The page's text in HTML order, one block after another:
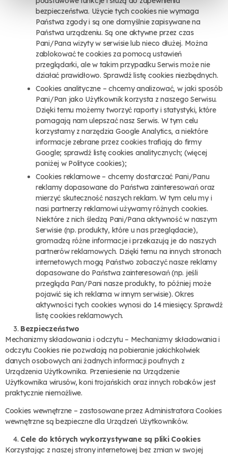
bezpieczeństwa. Użycie tych cookies nie wymaga
Państwa zgody i są one domyślnie zapisywane na
Państwa urządzeniu. Są one aktywne przez czas
Pani/Pana wizyty w serwisie lub nieco dłużej. Można
zablokować te cookies za pomocą ustawień
przeglądarki, ale w takim przypadku Serwis może nie
działać prawidłowo. Sprawdź listę cookies niezbędnych.
Cookies analityczne – chcemy analizować, w jaki sposób
Pani/Pan jako Użytkownik korzysta z naszego Serwisu.
Dzięki temu możemy tworzyć raporty i statystyki, które
pomagają nam ulepszać nasz Serwis. W tym celu
korzystamy z narzędzia Google Analytics, a niektóre
informacje zebrane przez cookies trafiają do firmy
Google; sprawdź listę cookies analitycznych; (więcej
poniżej w Polityce cookies);
Cookies reklamowe – chcemy dostarczać Pani/Panu
reklamy dopasowane do Państwa zainteresowań oraz
mierzyć skuteczność naszych reklam. W tym celu my i
nasi partnerzy reklamowi używamy różnych cookies.
Niektóre z nich śledzą Pani/Pana aktywność w naszym
Serwisie (np. produkty, które u nas przeglądacie),
gromadzą różne informacje i przekazują je do naszych
partnerów reklamowych. Dzięki temu na innych stronach
internetowych mogą Państwo zobaczyć nasze reklamy
dopasowane do Państwa zainteresowań (np. jeśli
przegląda Pan/Pani nasze produkty, to później może
pojawić się ich reklama w innym serwisie). Okres
aktywności tych cookies wynosi do 14 miesięcy. Sprawdź
listę cookies reklamowych.
Bezpieczeństwo
Mechanizmy składowania i odczytu – Mechanizmy składowania i
odczytu Cookies nie pozwalają na pobieranie jakichkolwiek
danych osobowych ani żadnych informacji poufnych z
Urządzenia Użytkownika. Przeniesienie na Urządzenie
Użytkownika wirusów, koni trojańskich oraz innych robaków jest
praktycznie niemożliwe.
Cookies wewnętrzne – zastosowane przez Administratora Cookies
wewnętrzne są bezpieczne dla Urządzeń Użytkowników.
Cele do których wykorzystywane są pliki Cookies
Korzystając z naszej strony internetowej bez zmian w swojej